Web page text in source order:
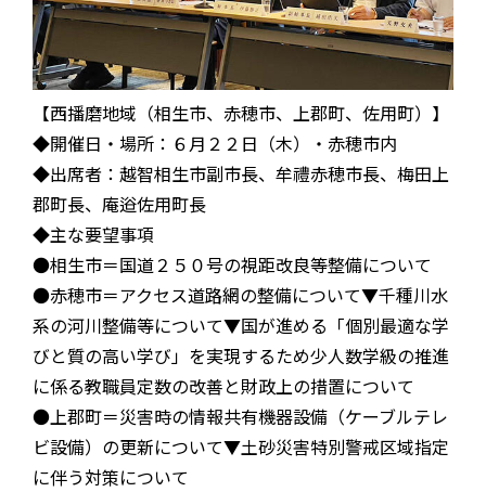
【西播磨地域（相生市、赤穂市、上郡町、佐用町）】
◆開催日・場所：６月２２日（木）・赤穂市内
◆出席者：越智相生市副市長、牟禮赤穂市長、梅田上
郡町長、庵逧佐用町長
◆主な要望事項
●相生市＝国道２５０号の視距改良等整備について
●赤穂市＝アクセス道路網の整備について▼千種川水
系の河川整備等について▼国が進める「個別最適な学
びと質の高い学び」を実現するため少人数学級の推進
に係る教職員定数の改善と財政上の措置について
●上郡町＝災害時の情報共有機器設備（ケーブルテレ
ビ設備）の更新について▼土砂災害特別警戒区域指定
に伴う対策について